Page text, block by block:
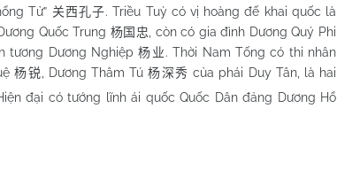
Tử” 关西孔子. Triều Tuỳ có vị hoàng đế khai quốc là
Dương Quốc Trung 杨国忠 , còn có gia đình Dương Quý Phi
tương Dương Nghiệp杨业 . Thời Nam Tống có thi nhân
杨锐 , Dương Thâm Tú杨深秀 của phái Duy Tân, là hai
đại có tướng lĩnh ái quốc Quốc Dân đảng Dương Hổ